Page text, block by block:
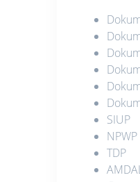
SIUP
NPWP
TDP